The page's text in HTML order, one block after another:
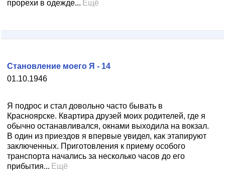
прорехи в одежде... Ещё
01.10.1946
Становление моего Я - 14
Я подрос и стал довольно часто бывать в
Красноярске. Квартира друзей моих родителей, где я
обычно останавливался, окнами выходила на вокзал.
В один из приездов я впервые увидел, как этапируют
заключенных. Приготовления к приему особого
транспорта начались за несколько часов до его
прибытия... Ещё